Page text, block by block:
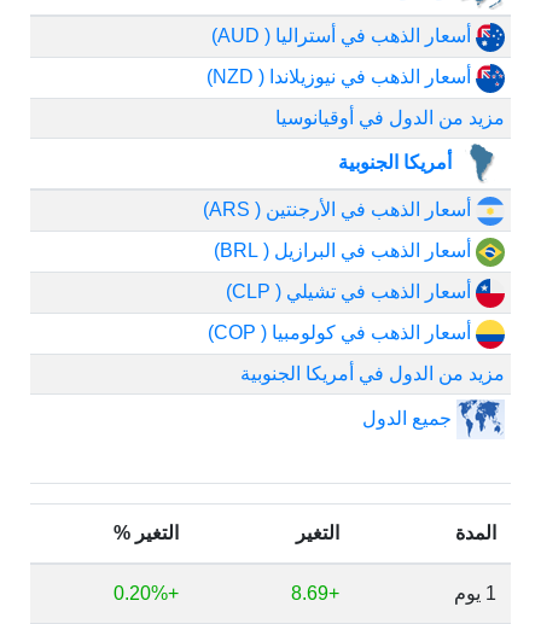
أسعار الذهب في أستراليا ( AUD)
أسعار الذهب في نيوزيلاندا ( NZD)
مزيد من الدول في أوقيانوسيا
أمريكا الجنوبية
أسعار الذهب في الأرجنتين ( ARS)
أسعار الذهب في البرازيل ( BRL)
أسعار الذهب في تشيلي ( CLP)
أسعار الذهب في كولومبيا ( COP)
مزيد من الدول في أمريكا الجنوبية
جميع الدول
المدة التغير التغير %
1 يوم +8.69
+0.20%